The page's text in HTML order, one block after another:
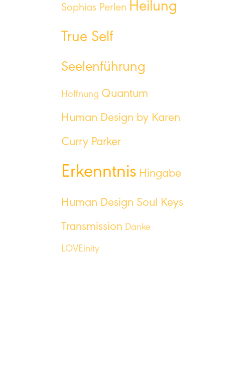
Sophias Perlen Heilung
True Self
Seelenführung
Hoffnung Quantum
Human Design by Karen
Curry Parker
Erkenntnis Hingabe
Human Design Soul Keys
Transmission Danke
LOVEinity